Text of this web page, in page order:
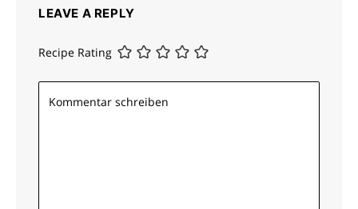
LEAVE A REPLY
Recipe Rating